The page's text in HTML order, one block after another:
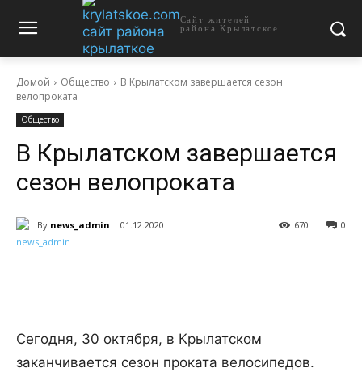
Сайт жителей
района Крылатское
Домой Общество
В Крылатском завершается сезон
велопроката
Общество
В Крылатском завершается
сезон велопроката
By news_admin 01.12.2020 0
670
Сегодня, 30 октября, в Крылатском
заканчивается сезон проката велосипедов.